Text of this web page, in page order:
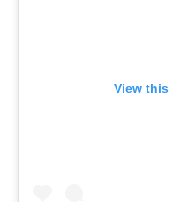
View this